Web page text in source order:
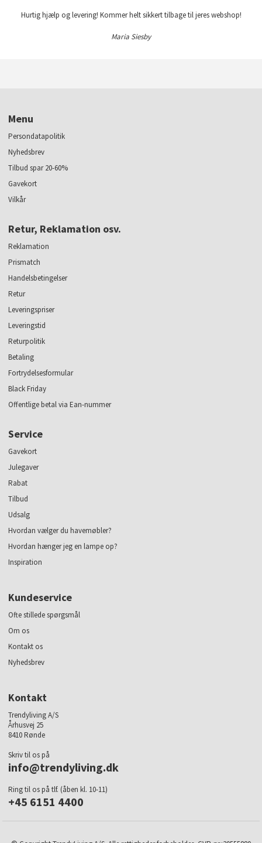
Hurtig hjælp og levering! Kommer helt sikkert tilbage til jeres webshop!
Maria Siesby
Menu
Persondatapolitik
Nyhedsbrev
Tilbud spar 20-60%
Gavekort
Vilkår
Retur, Reklamation osv.
Reklamation
Prismatch
Handelsbetingelser
Retur
Leveringspriser
Leveringstid
Returpolitik
Betaling
Fortrydelsesformular
Black Friday
Offentlige betal via Ean-nummer
Service
Gavekort
Julegaver
Rabat
Tilbud
Udsalg
Hvordan vælger du havemøbler?
Hvordan hænger jeg en lampe op?
Inspiration
Kundeservice
Ofte stillede spørgsmål
Om os
Kontakt os
Nyhedsbrev
Kontakt
Trendyliving A/S
Århusvej 25
8410 Rønde
Skriv til os på
info@trendyliving.dk
Ring til os på tlf. (åben kl. 10-11)
+45 6151 4400